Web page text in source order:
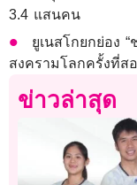
3.4 แสนคน
ยูเนสโกยกย่อง
สงครามโลกครั้งที่ส
ข่าวล่าสุด